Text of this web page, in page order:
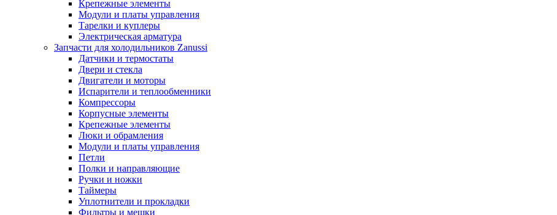
Крепежные элементы
Модули и платы управления
Тарелки и куплеры
Электрическая арматура
Запчасти для холодильников Zanussi
Датчики и термостаты
Двери и стекла
Двигатели и моторы
Испарители и теплообменники
Компрессоры
Корпусные элементы
Крепежные элементы
Люки и обрамления
Модули и платы управления
Петли
Полки и направляющие
Ручки и ножки
Таймеры
Уплотнители и прокладки
Фильтры и мешки